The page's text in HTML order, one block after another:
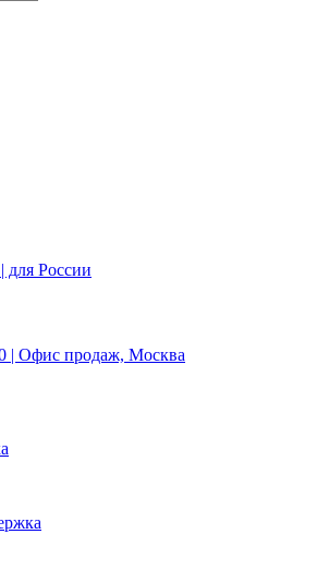
для России
| Офис продаж, Москва